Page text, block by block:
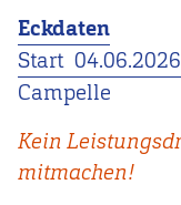
Eckdaten
Start
Campelle
Kein
mitmachen!